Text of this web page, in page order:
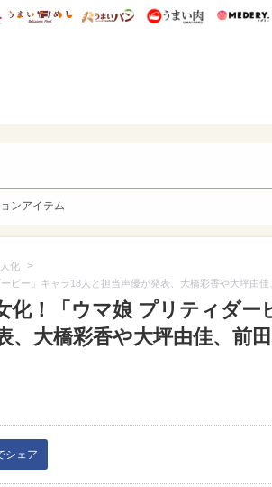
研 ディズニー特集
mimot. うまいめし うまいパン うまい肉
ンアイテム
化 >
ビー」キャラ18人と担当声優が発表、大橋彩香や大坪由
化！「ウマ娘 プリティダー
、大橋彩香や大坪由佳、前
シェア